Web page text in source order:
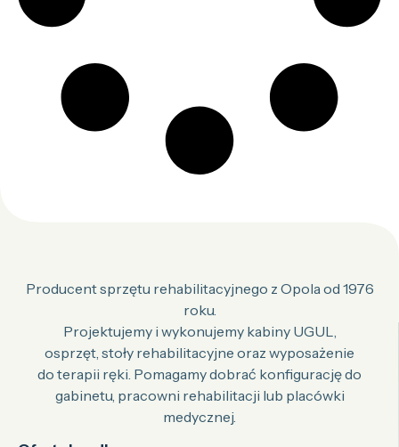
Producent sprzętu rehabilitacyjnego z Opola od 1976
roku.
Projektujemy i wykonujemy kabiny UGUL,
osprzęt, stoły rehabilitacyjne oraz wyposażenie
do terapii ręki. Pomagamy dobrać konfigurację do
gabinetu, pracowni rehabilitacji lub placówki
medycznej.